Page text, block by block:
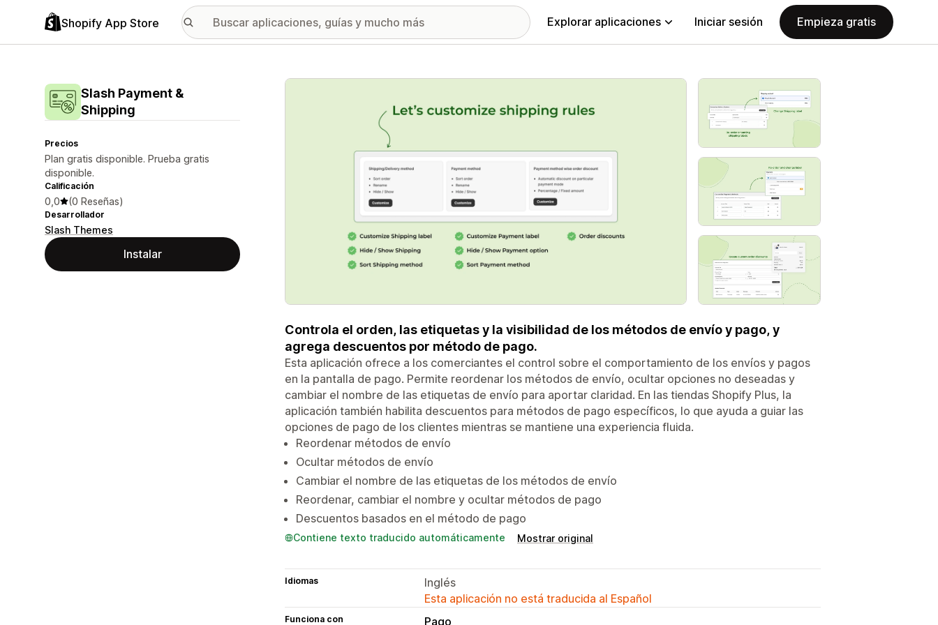
Shopify App Store Explorar aplicaciones Iniciar sesión Empieza gratis
Slash Payment &
Shipping
Precios
Plan gratis disponible. Prueba gratis
disponible.
Calificación
0,0 (0 Reseñas)
Desarrollador
Slash Themes
Instalar
Galería de imágenes destacadas
Controla el orden, las etiquetas y la visibilidad de los métodos de envío y pago, y
agrega descuentos por método de pago.
Esta aplicación ofrece a los comerciantes el control sobre el comportamiento de los envíos y pagos
en la pantalla de pago. Permite reordenar los métodos de envío, ocultar opciones no deseadas y
cambiar el nombre de las etiquetas de envío para aportar claridad. En las tiendas Shopify Plus, la
aplicación también habilita descuentos para métodos de pago específicos, lo que ayuda a guiar las
opciones de pago de los clientes mientras se mantiene una experiencia fluida.
Reordenar métodos de envío
Ocultar métodos de envío
Cambiar el nombre de las etiquetas de los métodos de envío
Reordenar, cambiar el nombre y ocultar métodos de pago
Descuentos basados en el método de pago
Contiene texto traducido automáticamente Mostrar original
Idiomas
Inglés
Esta aplicación no está traducida al Español
Funciona con Pago